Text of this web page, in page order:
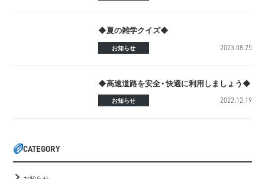
◆夏の雑学クイズ◆
お知らせ 2023.08.25
◆高速道路を安全・快適に利用しましょう◆
お知らせ 2022.12.19
CATEGORY